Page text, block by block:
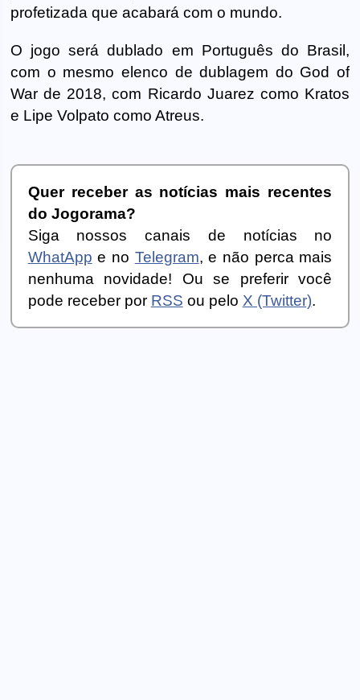
profetizada que acabará com o mundo.
O jogo será dublado em Português do Brasil,
com o mesmo elenco de dublagem do God of
War de 2018, com Ricardo Juarez como Kratos
e Lipe Volpato como Atreus.
Quer receber as notícias mais recentes
do Jogorama?
Siga nossos canais de notícias no
WhatApp e no Telegram, e não perca mais
nenhuma novidade! Ou se preferir você
pode receber por RSS ou pelo X (Twitter).